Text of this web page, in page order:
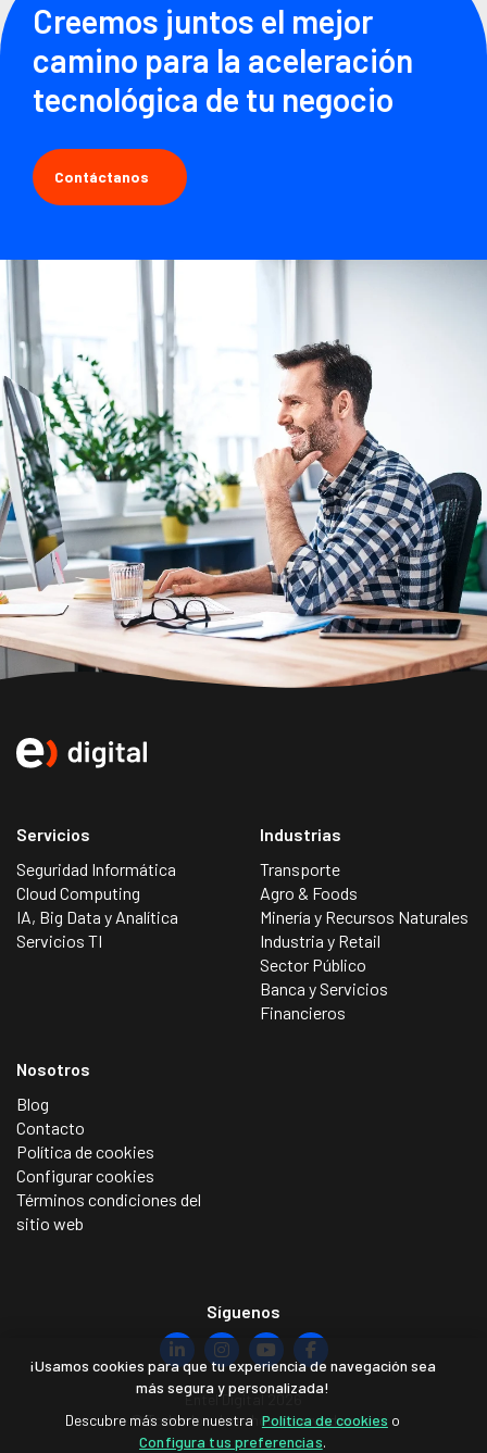
Creemos juntos el mejor
camino para la aceleración
tecnológica de tu negocio
Contáctanos
Servicios
Seguridad Informática
Cloud Computing
IA, Big Data y Analítica
Servicios TI
Industrias
Transporte
Agro & Foods
Minería y Recursos Naturales
Industria y Retail
Sector Público
Banca y Servicios
Financieros
Nosotros
Blog
Contacto
Política de cookies
Configurar cookies
Términos condiciones del
sitio web
Síguenos
Entel Digital 2026
© Todos los derechos reservados.
¡Usamos cookies para que tu experiencia de navegación sea
más segura y personalizada!
Descubre más sobre nuestra Política de cookies o
Configura tus preferencias.